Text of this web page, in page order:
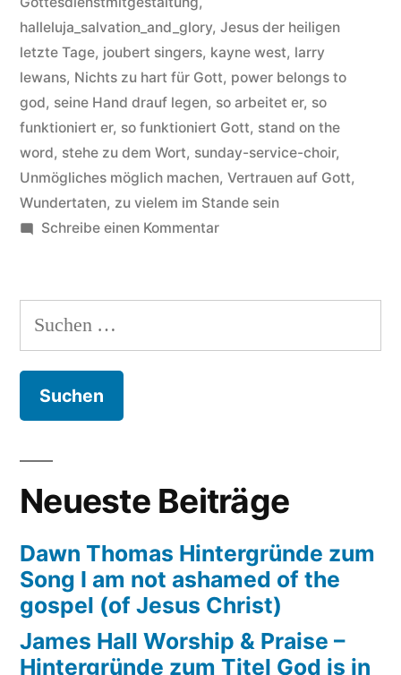
how
the
good
lord
works“
halleluja_salvation_and_glory, Jesus der heiligen
letzte Tage, joubert singers, kayne west, larry
lewans, Nichts zu hart für Gott, power belongs to
god, seine Hand drauf legen, so arbeitet er, so
funktioniert er, so funktioniert Gott, stand on the
word, stehe zu dem Wort, sunday-service-choir,
Unmögliches möglich machen, Vertrauen auf Gott,
Wundertaten, zu vielem im Stande sein
Schreibe einen Kommentarzu
Choir
Hintergründe
good
works
Suchen
nach:
Neueste Beiträge
Dawn Thomas Hintergründe zum
Song I am not ashamed of the
gospel (of Jesus Christ)
James Hall Worship & Praise –
Hintergründe zum Titel God is in